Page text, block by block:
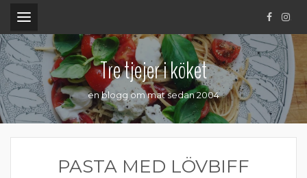
.
Tre tjejer i köket
en blogg om mat sedan 2004
PASTA MED LÖVBIFF